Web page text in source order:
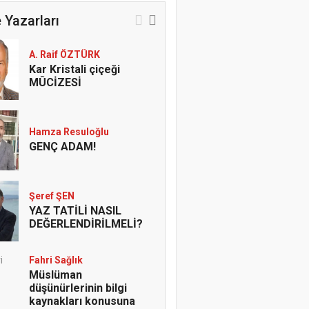
A. Raif ÖZTÜRK
Kar Kristali çiçeği
MÛCİZESİ
Hamza Resuloğlu
GENÇ ADAM!
Şeref ŞEN
YAZ TATİLİ NASIL
DEĞERLENDİRİLMELİ?
Fahri Sağlık
Müslüman
düşünürlerinin bilgi
kaynakları konusuna